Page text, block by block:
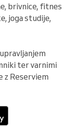
brivnice, fitnes
joga studije,
ter varnimi
z Reserviem